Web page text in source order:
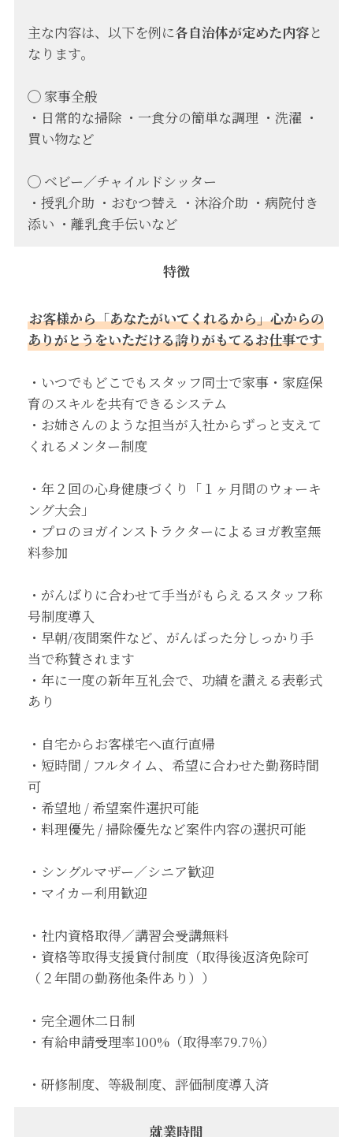
主な内容は、以下を例に各自治体が定めた内容と
なります。
◯ 家事全般
・日常的な掃除 ・一食分の簡単な調理 ・洗濯 ・
買い物など
◯ ベビー／チャイルドシッター
・授乳介助 ・おむつ替え ・沐浴介助 ・病院付き
添い ・離乳食手伝いなど
特徴
お客様から「あなたがいてくれるから」心からの
ありがとうをいただける誇りがもてるお仕事です
・いつでもどこでもスタッフ同士で家事・家庭保
育のスキルを共有できるシステム
・お姉さんのような担当が入社からずっと支えて
くれるメンター制度
・年２回の心身健康づくり「１ヶ月間のウォーキ
ング大会」
・プロのヨガインストラクターによるヨガ教室無
料参加
・がんばりに合わせて手当がもらえるスタッフ称
号制度導入
・早朝/夜間案件など、がんばった分しっかり手
当で称賛されます
・年に一度の新年互礼会で、功績を讃える表彰式
あり
・自宅からお客様宅へ直行直帰
・短時間 / フルタイム、希望に合わせた勤務時間
可
・希望地 / 希望案件選択可能
・料理優先 / 掃除優先など案件内容の選択可能
・シングルマザー／シニア歓迎
・マイカー利用歓迎
・社内資格取得／講習会受講無料
・資格等取得支援貸付制度（取得後返済免除可
（２年間の勤務他条件あり））
・完全週休二日制
・有給申請受理率100%（取得率79.7％）
・研修制度、等級制度、評価制度導入済
就業時間